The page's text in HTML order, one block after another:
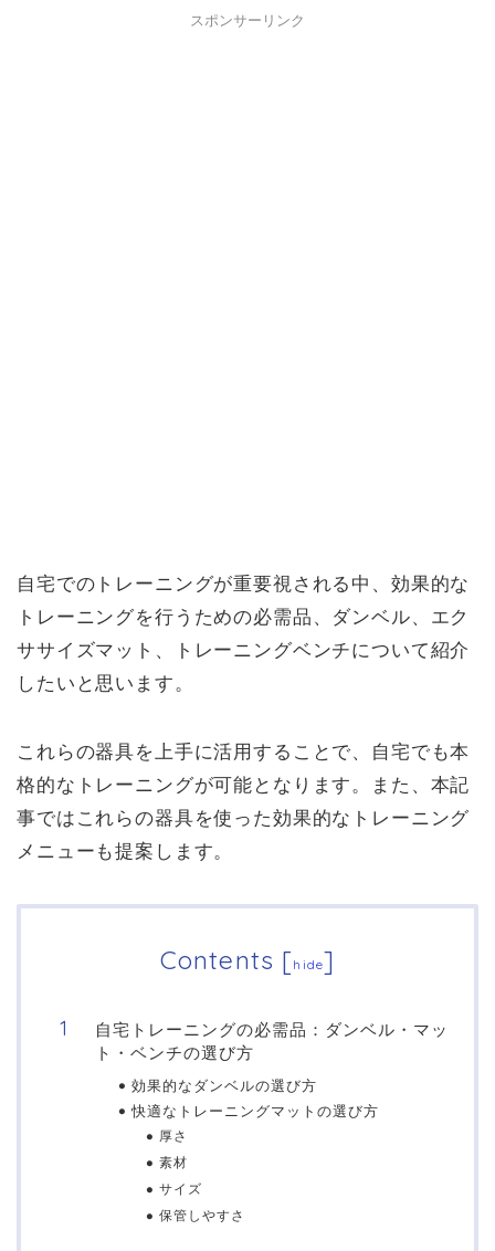
スポンサーリンク
自宅でのトレーニングが重要視される中、効果的な
トレーニングを行うための必需品、ダンベル、エク
ササイズマット、トレーニングベンチについて紹介
したいと思います。
これらの器具を上手に活用することで、自宅でも本
格的なトレーニングが可能となります。また、本記
事ではこれらの器具を使った効果的なトレーニング
メニューも提案します。
Contents [hide]
自宅トレーニングの必需品：ダンベル・マッ
ト・ベンチの選び方
効果的なダンベルの選び方
快適なトレーニングマットの選び方
厚さ
素材
サイズ
保管しやすさ